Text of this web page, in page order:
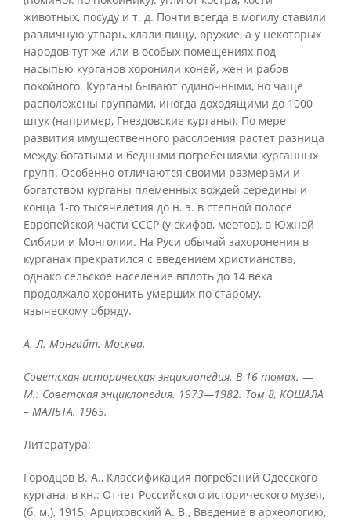
животных, посуду и т. д. Почти всегда в могилу ставили
различную утварь, клали пищу, оружие, а у некоторых
народов тут же или в особых помещениях под
насыпью курганов хоронили коней, жен и рабов
покойного. Курганы бывают одиночными, но чаще
расположены группами, иногда доходящими до 1000
штук (например, Гнездовские курганы). По мере
развития имущественного расслоения растет разница
между богатыми и бедными погребениями курганных
групп. Особенно отличаются своими размерами и
богатством курганы племенных вождей середины и
конца 1-го тысячелетия до н. э. в степной полосе
Европейской части СССР (у скифов, меотов), в Южной
Сибири и Монголии. На Руси обычай захоронения в
курганах прекратился с введением христианства,
однако сельское население вплоть до 14 века
продолжало хоронить умерших по старому,
языческому обряду.
А. Л. Монгайт. Москва.
Советская историческая энциклопедия. В 16 томах. —
М.: Советская энциклопедия. 1973—1982. Том 8, КОШАЛА
– МАЛЬТА. 1965.
Литература:
Городцов В. A., Классификация погребений Одесского
кургана, в кн.: Отчет Российского исторического музея,
(б. м.), 1915; Арциховский А. В., Введение в археологию,